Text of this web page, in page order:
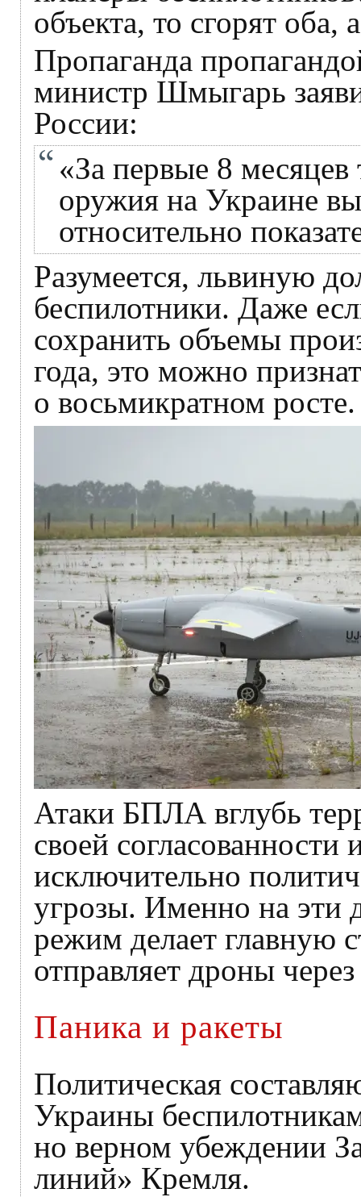
объекта, то сгорят оба,
Пропаганда
министр Шмыгарь
России:
«За первые 8 месяцев
оружия на Украине
относительно
Разумеется, львиную
беспилотники. Даже
сохранить объемы
года, это можно
о восьмикратном росте.
Атаки БПЛА вглубь
своей согласованности
исключительно
угрозы. Именно на эти
режим делает главную
отправляет дроны
Паника и ракеты
Политическая
Украины
но верном убеждении
линий» Кремля.